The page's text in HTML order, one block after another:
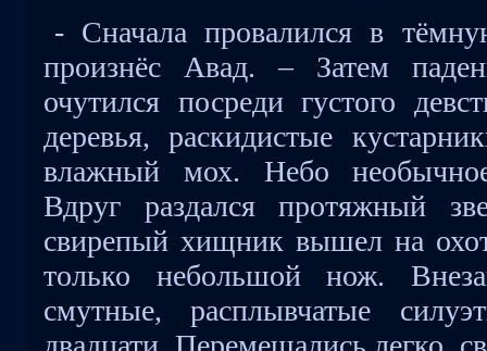
- Сначала провалился в
произнёс Авад. – Затем
очутился посреди густого
деревья, раскидистые
влажный мох. Небо
Вдруг раздался протяжный
свирепый хищник вышел на
только небольшой нож.
смутные, расплывчатые